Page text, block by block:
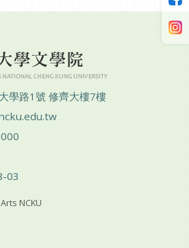
學路1號 修齊大樓7樓
03
NCKU